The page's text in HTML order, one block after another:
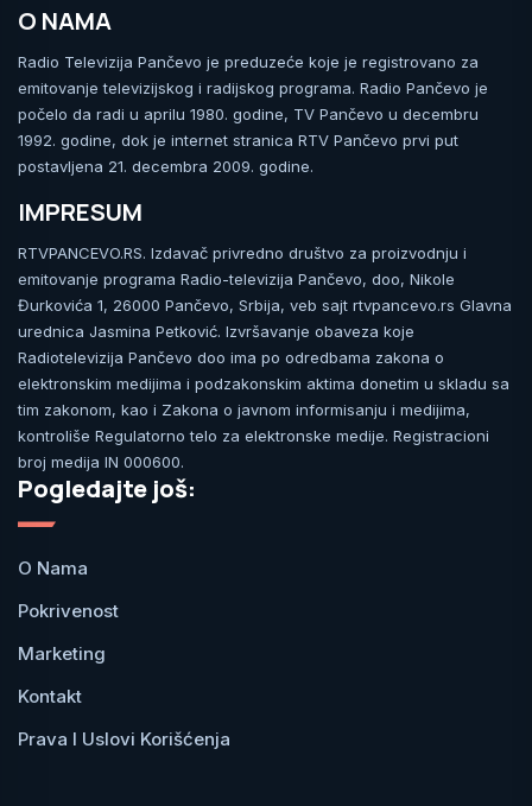
O NAMA
Radio Televizija Pančevo je preduzeće koje je registrovano za
emitovanje televizijskog i radijskog programa. Radio Pančevo je
počelo da radi u aprilu 1980. godine, TV Pančevo u decembru
1992. godine, dok je internet stranica RTV Pančevo prvi put
postavljena 21. decembra 2009. godine.
IMPRESUM
RTVPANCEVO.RS. Izdavač privredno društvo za proizvodnju i
emitovanje programa Radio-televizija Pančevo, doo, Nikole
Đurkovića 1, 26000 Pančevo, Srbija, veb sajt rtvpancevo.rs Glavna
urednica Jasmina Petković. Izvršavanje obaveza koje
Radiotelevizija Pančevo doo ima po odredbama zakona o
elektronskim medijima i podzakonskim aktima donetim u skladu sa
tim zakonom, kao i Zakona o javnom informisanju i medijima,
kontroliše Regulatorno telo za elektronske medije. Registracioni
broj medija IN 000600.
Pogledajte još:
O Nama
Pokrivenost
Marketing
Kontakt
Prava I Uslovi Korišćenja